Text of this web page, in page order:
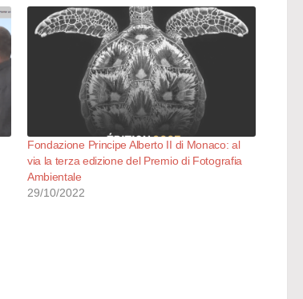
Fondazione Principe Alberto II di Monaco: al
via la terza edizione del Premio di Fotografia
Ambientale
29/10/2022